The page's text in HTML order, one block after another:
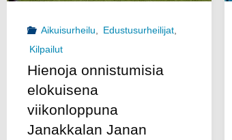
Aikuisurheilu Edustusurheilijat,
Kilpailut
Hienoja onnistumisia
elokuisena
viikonloppuna
Janakkalan Janan